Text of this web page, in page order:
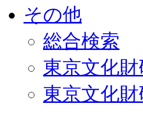
その他
総合検索
東京文化
東京文化